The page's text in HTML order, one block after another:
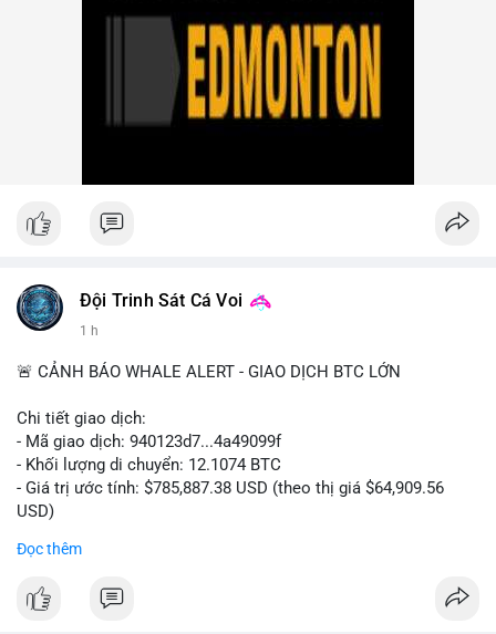
Đội Trinh Sát Cá Voi
1 h
🚨 CẢNH BÁO WHALE ALERT - GIAO DỊCH BTC LỚN
Chi tiết giao dịch:
- Mã giao dịch: 940123d7...4a49099f
- Khối lượng di chuyển: 12.1074 BTC
- Giá trị ước tính: $785,887.38 USD (theo thị giá $64,909.56
USD)
Khối lượng 12.1 BTC tương đương gần 786 nghìn USD được di
Đọc thêm